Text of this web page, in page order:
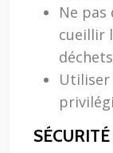
Ne pas
cueillir
Utiliser